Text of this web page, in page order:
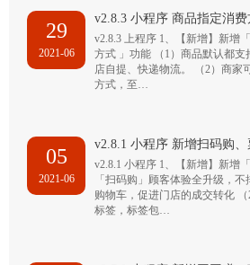
29
2021-06
v2.8.3 小程序 商品指定消
v2.8.3 上程序 1、【新增】新增
方式 」功能 （1）商品默认都
店自提、快递物流。 （2）商家
方式，至…
05
2021-06
v2.8.1 小程序 新增扫码购
v2.8.1 小程序 1、【新增】新增
「扫码购」顾客体验全升级，
购物车，促进门店的成交转化
标签，标签包…